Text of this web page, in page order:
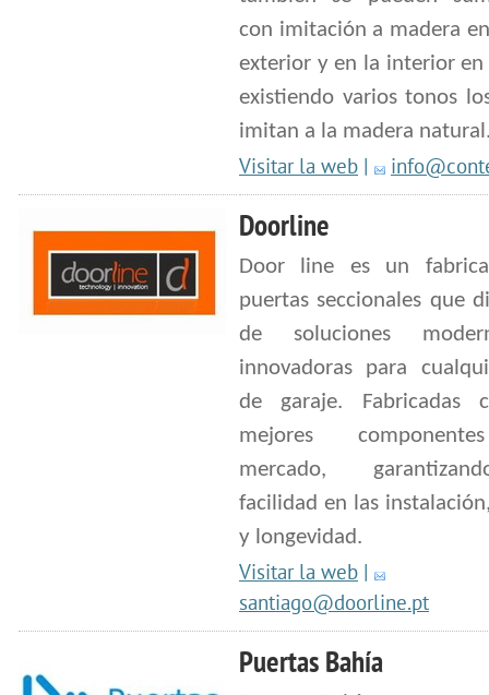
con imitación a madera
exterior y en la interior en
existiendo varios tonos
imitan a la madera
Visitar la web |
Doorline
Door line es un
puertas seccionales que
de soluciones
innovadoras para
de garaje. Fabricadas
mejores
mercado,
facilidad en las
y longevidad.
Visitar la web |
santiago@doorline.pt
Puertas Bahía